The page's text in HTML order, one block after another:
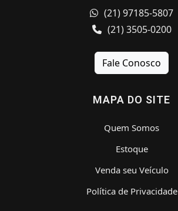
(21) 97185-5807
(21) 3505-0200
Fale Conosco
MAPA DO SITE
Quem Somos
Estoque
Venda seu Veículo
Política de Privacidade